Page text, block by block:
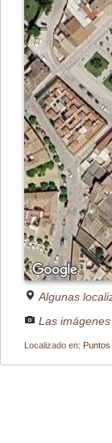
Algunas
Las
Localizado en: